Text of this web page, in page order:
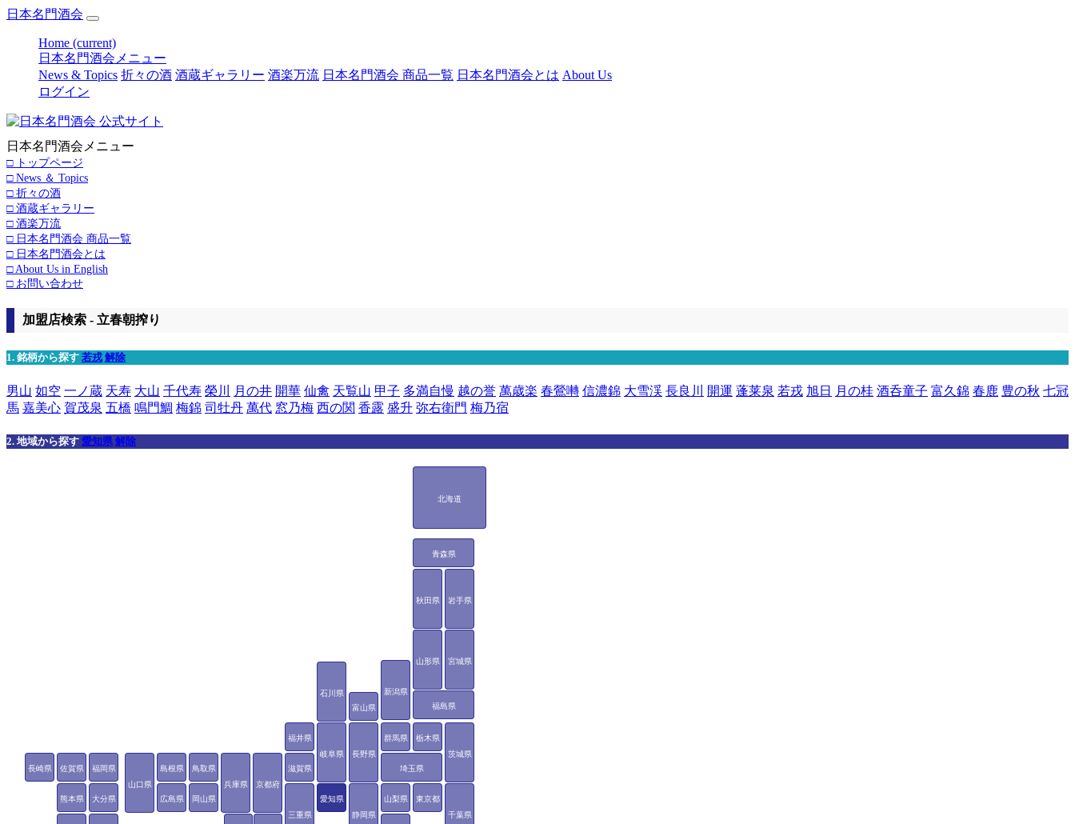
日本名門酒会
Home (current)
日本名門酒会メニュー
News & Topics 折々の酒 酒蔵ギャラリー 酒楽万流 日本名門酒会 商品一覧 日本名門酒会とは About Us
ログイン
日本名門酒会メニュー
□ トップページ
□ News ＆ Topics
□ 折々の酒
□ 酒蔵ギャラリー
□ 酒楽万流
□ 日本名門酒会 商品一覧
□ 日本名門酒会とは
□ About Us in English
□ お問い合わせ
加盟店検索 - 立春朝搾り
1. 銘柄から探す 若戎 解除
男山 如空 一ノ蔵 天寿 大山 千代寿 榮川 月の井 開華 仙禽 天覧山 甲子 多満自慢 越の誉 萬歳楽 春鶯囀 信濃錦 大雪渓 長良川 開運 蓬莱泉 若戎 旭日 月の桂 酒呑童子 富久錦 春鹿 豊の秋 七冠
馬 嘉美心 賀茂泉 五橋 鳴門鯛 梅錦 司牡丹 萬代 窓乃梅 西の関 香露 盛升 弥右衛門 梅乃宿
2. 地域から探す 愛知県 解除
北海道
青森県
岩手県
宮城県
秋田県
山形県
福島県
茨城県
栃木県
群馬県
埼玉県
千葉県
東京都
新潟県
富山県
石川県
福井県
山梨県
長野県
岐阜県
静岡県
愛知県
三重県
滋賀県
京都府
兵庫県
鳥取県
島根県
岡山県
広島県
山口県
福岡県
佐賀県
長崎県
熊本県 大分県